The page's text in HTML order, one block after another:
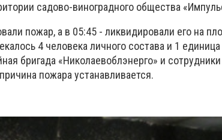
садово-виноградного общества
пожар, а в 05:45 - ликвидировали его на
4 человека личного состава и 1 единица
бригада «Николаевоблэнерго» и сотрудники
пожара устанавливается.